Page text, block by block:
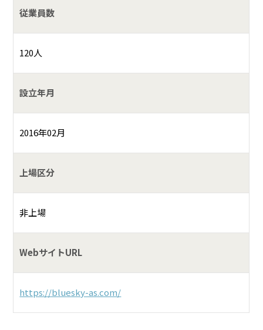
従業員数
120人
設立年月
2016年02月
上場区分
非上場
WebサイトURL
https://bluesky-as.com/